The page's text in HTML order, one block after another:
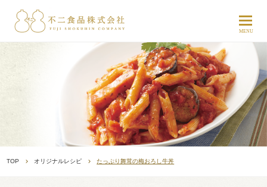
TOP オリジナルレシピ たっぷり舞茸の梅おろし牛丼